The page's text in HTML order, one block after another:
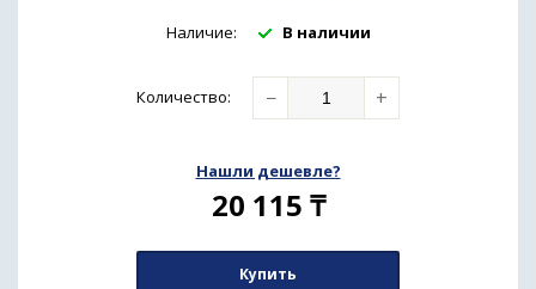
Наличие: В наличии
Количество: − +
Нашли дешевле?
20 115 ₸
Купить